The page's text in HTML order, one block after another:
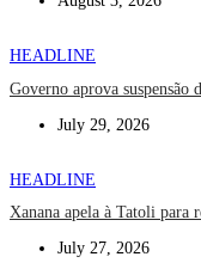
HEADLINE
Governo aprova suspensão
July 29, 2026
HEADLINE
Xanana apela à Tatoli para
July 27, 2026